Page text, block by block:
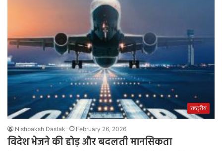
राष्ट्रीय
Nishpaksh Dastak February 26, 2026
विदेश भेजने की होड़ और बदलती मानसिकता